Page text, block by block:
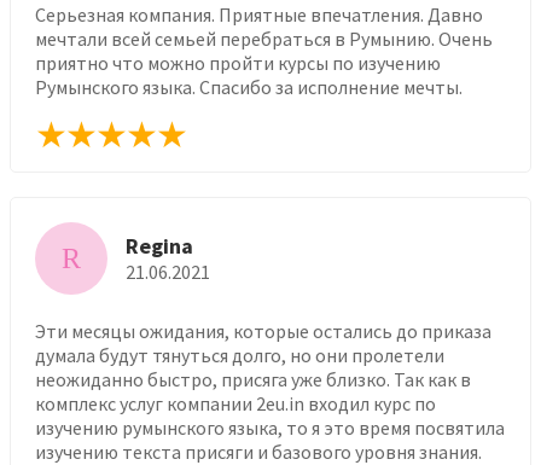
Серьезная компания. Приятные впечатления. Давно
мечтали всей семьей перебраться в Румынию. Очень
приятно что можно пройти курсы по изучению
Румынского языка. Спасибо за исполнение мечты.
R Regina
21.06.2021
Эти месяцы ожидания, которые остались до приказа
думала будут тянуться долго, но они пролетели
неожиданно быстро, присяга уже близко. Так как в
комплекс услуг компании 2eu.in входил курс по
изучению румынского языка, то я это время посвятила
изучению текста присяги и базового уровня знания.